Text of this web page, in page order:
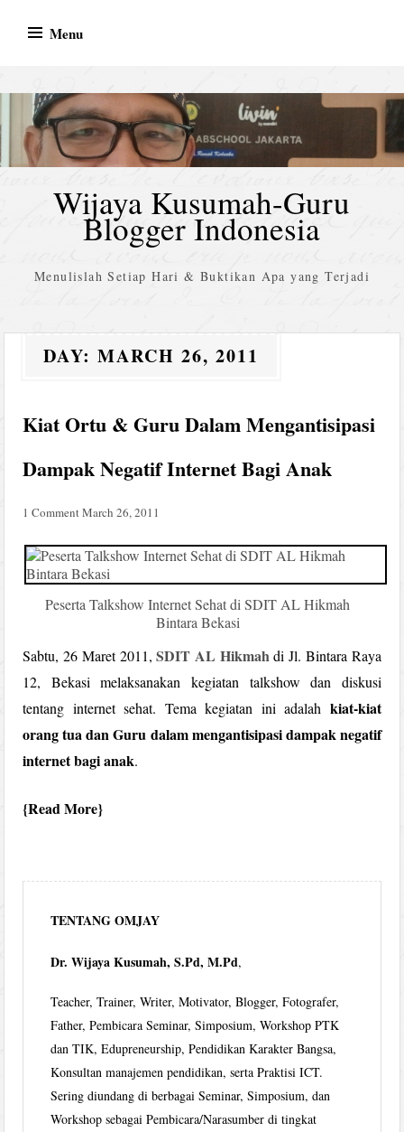
Menu
Wijaya Kusumah-Guru
Blogger Indonesia
Menulislah Setiap Hari & Buktikan Apa yang Terjadi
DAY:MARCH 26, 2011
Kiat Ortu & Guru Dalam Mengantisipasi
Dampak Negatif Internet Bagi Anak
1 Comment March 26, 2011
Peserta Talkshow Internet Sehat di SDIT AL Hikmah
Bintara Bekasi
Sabtu, 26 Maret 2011,SDIT AL Hikmah di Jl. Bintara Raya
12, Bekasi melaksanakan kegiatan talkshow dan diskusi
tentang internet sehat. Tema kegiatan ini adalah kiat-kiat
orang tua dan Guru dalam mengantisipasi dampak negatif
internet bagi anak.
Read More
TENTANG OMJAY
Dr. Wijaya Kusumah, S.Pd, M.Pd,
Teacher, Trainer, Writer, Motivator, Blogger, Fotografer,
Father, Pembicara Seminar, Simposium, Workshop PTK
dan TIK, Edupreneurship, Pendidikan Karakter Bangsa,
Konsultan manajemen pendidikan, serta Praktisi ICT.
Sering diundang di berbagai Seminar, Simposium, dan
Workshop sebagai Pembicara/Narasumber di tingkat